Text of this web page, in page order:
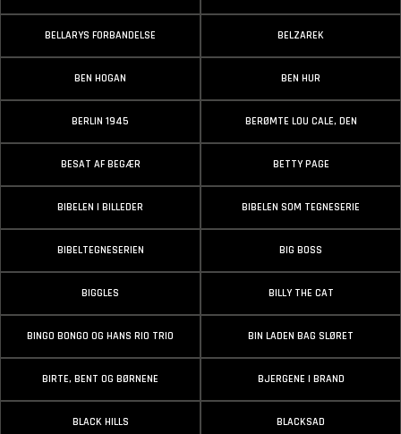
BELLARYS FORBANDELSE BELZAREK
BEN HOGAN BEN HUR
BERLIN 1945 BERØMTE LOU CALE, DEN
BESAT AF BEGÆR BETTY PAGE
BIBELEN I BILLEDER BIBELEN SOM TEGNESERIE
BIBELTEGNESERIEN BIG BOSS
BIGGLES BILLY THE CAT
BINGO BONGO OG HANS RIO TRIO BIN LADEN BAG SLØRET
BIRTE, BENT OG BØRNENE BJERGENE I BRAND
BLACK HILLS BLACKSAD